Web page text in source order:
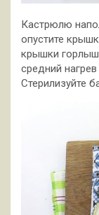
Кастрюлю
опустите
крышки
средний
Стерилизуйте